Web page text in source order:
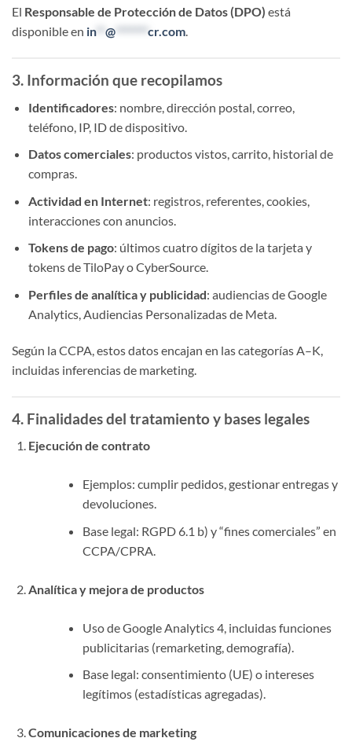
El Responsable de Protección de Datos (DPO) está
disponible en in** @ cr.com.
3. Información que recopilamos
Identificadores: nombre, dirección postal, correo,
teléfono, IP, ID de dispositivo.
Datos comerciales: productos vistos, carrito, historial de
compras.
Actividad en Internet: registros, referentes, cookies,
interacciones con anuncios.
Tokens de pago: últimos cuatro dígitos de la tarjeta y
tokens de TiloPay o CyberSource.
Perfiles de analítica y publicidad: audiencias de Google
Analytics, Audiencias Personalizadas de Meta.
Según la CCPA, estos datos encajan en las categorías A–K,
incluidas inferencias de marketing.
4. Finalidades del tratamiento y bases legales
Ejecución de contrato
Ejemplos: cumplir pedidos, gestionar entregas y
devoluciones.
Base legal: RGPD 6.1 b) y “fines comerciales” en
CCPA/CPRA.
Analítica y mejora de productos
Uso de Google Analytics 4, incluidas funciones
publicitarias (remarketing, demografía).
Base legal: consentimiento (UE) o intereses
legítimos (estadísticas agregadas).
Comunicaciones de marketing